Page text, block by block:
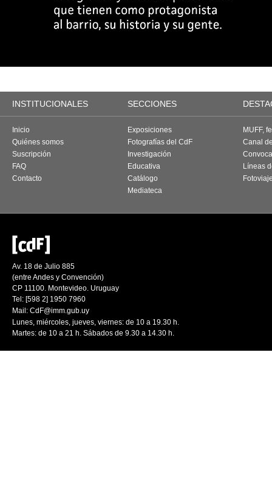
INSTITUCIONALES SECCIONES
Inicio
Quiénes somos
Suscripción
FAQ
Contacto
Exposiciones
Fotografías del CdF
Investigación
Educativa
Catálogo
Mediateca
MUFF,
Canal
Líneas
Av. 18 de Julio 885
(entre Andes y Convención)
CP 11100. Montevideo. Uruguay
Tel: [598 2] 1950 7960
Mail: CdF@imm.gub.uy
Lunes, miércoles, jueves, viernes: de 10 a 19.30 h.
Martes: de 10 a 21 h. Sábados de 9.30 a 14.30 h.